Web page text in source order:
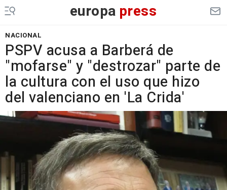
europa press
NACIONAL
PSPV acusa a Barberá de
"mofarse" y "destrozar" parte de
la cultura con el uso que hizo
del valenciano en 'La Crida'